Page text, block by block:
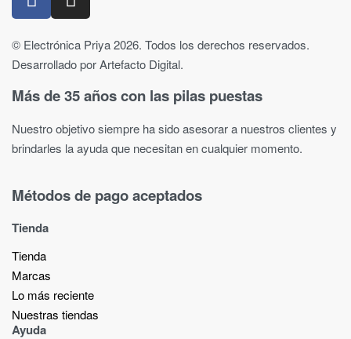
© Electrónica Priya 2026. Todos los derechos reservados.
Desarrollado por Artefacto Digital.
Más de 35 años con las pilas puestas
Nuestro objetivo siempre ha sido asesorar a nuestros clientes y
brindarles la ayuda que necesitan en cualquier momento.
Métodos de pago aceptados
Tienda
Tienda
Marcas
Lo más reciente​
Nuestras tiendas​
Ayuda